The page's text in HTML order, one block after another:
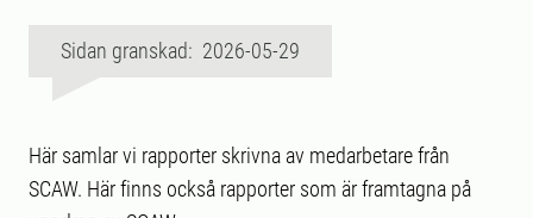
Sidan granskad: 2026-05-29
Här samlar vi rapporter skrivna av medarbetare från
SCAW. Här finns också rapporter som är framtagna på